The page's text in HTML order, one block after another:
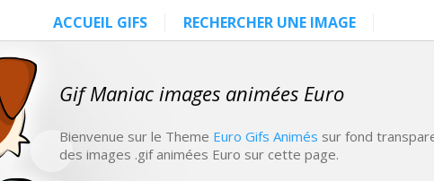
ACCUEIL GIFS RECHERCHER UNE IMAGE
Gif Maniac images animées Euro
Bienvenue sur le Theme Euro Gifs Animés sur fond
des images .gif animées Euro sur cette page.